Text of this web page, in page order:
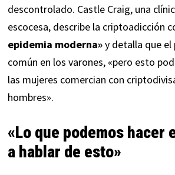
descontrolado. Castle Craig, una
escocesa, describe la criptoadicción
epidemia moderna»y detalla que el
común en los varones, «pero esto
las mujeres comercian con
hombres».
«Lo que podemos hacer
a hablar de esto»